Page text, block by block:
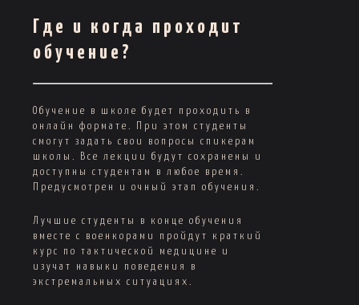
Где и когда проходит
обучение?
Обучение в школе будет проходить в
онлайн формате. При этом студенты
смогут задать свои вопросы спикерам
школы. Все лекции будут сохранены и
доступны студентам в любое время.
Предусмотрен и очный этап обучения.
Лучшие студенты в конце обучения
вместе с военкорами пройдут краткий
курс по тактической медицине и
изучат навыки поведения в
экстремальных ситуациях.